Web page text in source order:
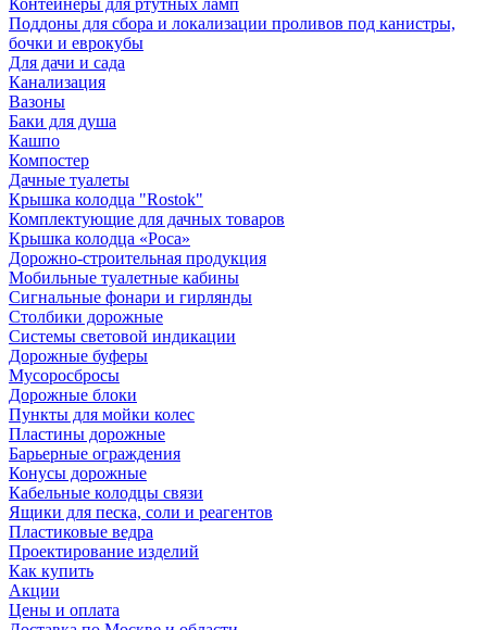
Контейнеры для ртутных ламп
Поддоны для сбора и локализации проливов под канистры,
бочки и еврокубы
Для дачи и сада
Канализация
Вазоны
Баки для душа
Кашпо
Компостер
Дачные туалеты
Крышка колодца "Rostok"
Комплектующие для дачных товаров
Крышка колодца «Роса»
Дорожно-строительная продукция
Мобильные туалетные кабины
Сигнальные фонари и гирлянды
Столбики дорожные
Системы световой индикации
Дорожные буферы
Мусоросбросы
Дорожные блоки
Пункты для мойки колес
Пластины дорожные
Барьерные ограждения
Конусы дорожные
Кабельные колодцы связи
Ящики для песка, соли и реагентов
Пластиковые ведра
Проектирование изделий
Как купить
Акции
Цены и оплата